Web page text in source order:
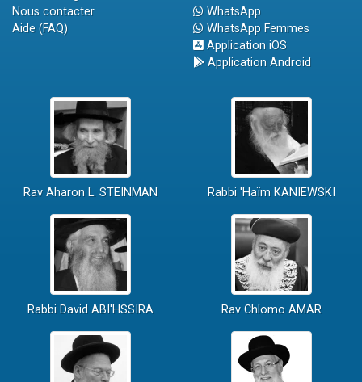
Nous contacter
Aide (FAQ)
WhatsApp
WhatsApp Femmes
Application iOS
Application Android
Rav Aharon L. STEINMAN Rabbi 'Haïm KANIEWSKI
Rabbi David ABI'HSSIRA Rav Chlomo AMAR